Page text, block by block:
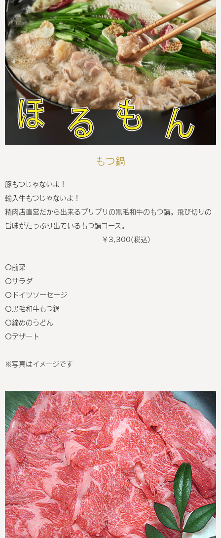
もつ鍋
豚もつじゃないよ！
輸入牛もつじゃないよ！
精肉店直営だから出来るプリプリの黒毛和牛のもつ鍋。飛び切りの
旨味がたっぷり出ているもつ鍋コース。
￥3,300(税込)
〇前菜
〇サラダ
〇ドイツソーセージ
〇黒毛和牛もつ鍋
〇締めのうどん
〇デザート
※写真はイメージです